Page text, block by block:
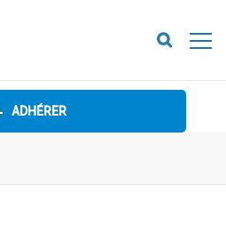
ADHÉRER